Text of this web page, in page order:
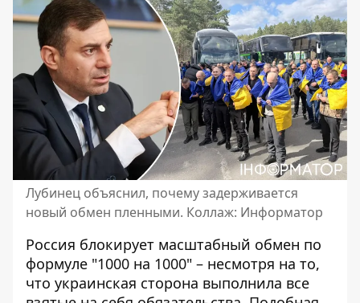
Лубинец объяснил, почему задерживается
новый обмен пленными. Коллаж: Информатор
Россия блокирует масштабный обмен по
формуле "1000 на 1000" – несмотря на то,
что украинская сторона выполнила все